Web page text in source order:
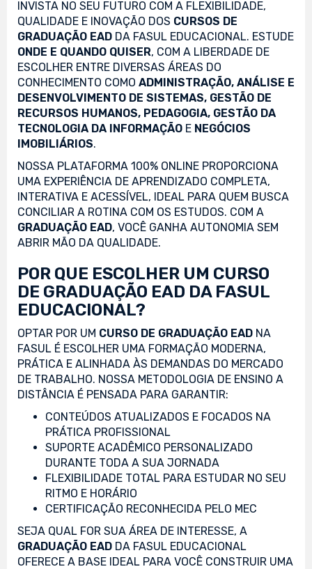
INVISTA NO SEU FUTURO COM A FLEXIBILIDADE,
QUALIDADE E INOVAÇÃO DOS CURSOS DE
GRADUAÇÃO EAD DA FASUL EDUCACIONAL. ESTUDE
ONDE E QUANDO QUISER, COM A LIBERDADE DE
ESCOLHER ENTRE DIVERSAS ÁREAS DO
CONHECIMENTO COMO ADMINISTRAÇÃO, ANÁLISE E
DESENVOLVIMENTO DE SISTEMAS, GESTÃO DE
RECURSOS HUMANOS, PEDAGOGIA, GESTÃO DA
TECNOLOGIA DA INFORMAÇÃO E NEGÓCIOS
IMOBILIÁRIOS.
NOSSA PLATAFORMA 100% ONLINE PROPORCIONA
UMA EXPERIÊNCIA DE APRENDIZADO COMPLETA,
INTERATIVA E ACESSÍVEL, IDEAL PARA QUEM BUSCA
CONCILIAR A ROTINA COM OS ESTUDOS. COM A
GRADUAÇÃO EAD, VOCÊ GANHA AUTONOMIA SEM
ABRIR MÃO DA QUALIDADE.
POR QUE ESCOLHER UM CURSO
DE GRADUAÇÃO EAD DA FASUL
EDUCACIONAL?
OPTAR POR UM CURSO DE GRADUAÇÃO EAD NA
FASUL É ESCOLHER UMA FORMAÇÃO MODERNA,
PRÁTICA E ALINHADA ÀS DEMANDAS DO MERCADO
DE TRABALHO. NOSSA METODOLOGIA DE ENSINO A
DISTÂNCIA É PENSADA PARA GARANTIR:
CONTEÚDOS ATUALIZADOS E FOCADOS NA
PRÁTICA PROFISSIONAL
SUPORTE ACADÊMICO PERSONALIZADO
DURANTE TODA A SUA JORNADA
FLEXIBILIDADE TOTAL PARA ESTUDAR NO SEU
RITMO E HORÁRIO
CERTIFICAÇÃO RECONHECIDA PELO MEC
SEJA QUAL FOR SUA ÁREA DE INTERESSE, A
GRADUAÇÃO EAD DA FASUL EDUCACIONAL
OFERECE A BASE IDEAL PARA VOCÊ CONSTRUIR UMA